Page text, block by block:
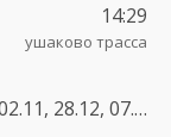
14:29
ушаково трасса
07.03, 22.02, 07.03, 27.04, 08.05, 11.06, 02.11, 28.12, 07.05, 30.04, 11.06, 01.11